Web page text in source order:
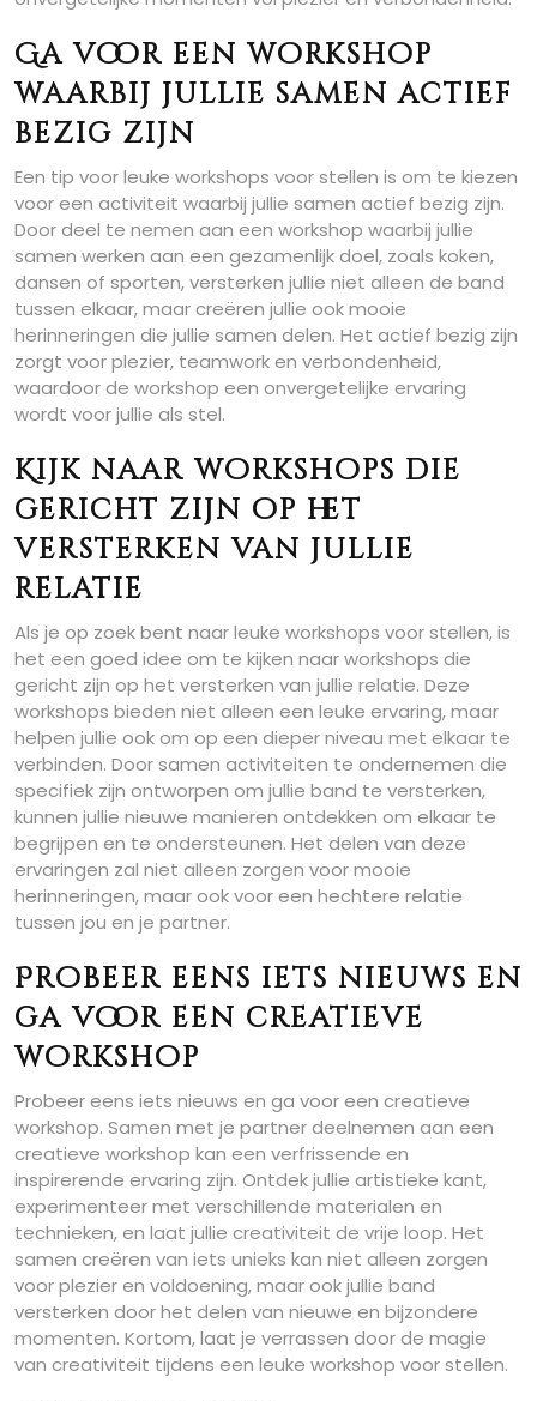
Ga voor een workshop
waarbij jullie samen actief
bezig zijn
Een tip voor leuke workshops voor stellen is om te kiezen
voor een activiteit waarbij jullie samen actief bezig zijn.
Door deel te nemen aan een workshop waarbij jullie
samen werken aan een gezamenlijk doel, zoals koken,
dansen of sporten, versterken jullie niet alleen de band
tussen elkaar, maar creëren jullie ook mooie
herinneringen die jullie samen delen. Het actief bezig zijn
zorgt voor plezier, teamwork en verbondenheid,
waardoor de workshop een onvergetelijke ervaring
wordt voor jullie als stel.
Kijk naar workshops die
gericht zijn op het
versterken van jullie
relatie
Als je op zoek bent naar leuke workshops voor stellen, is
het een goed idee om te kijken naar workshops die
gericht zijn op het versterken van jullie relatie. Deze
workshops bieden niet alleen een leuke ervaring, maar
helpen jullie ook om op een dieper niveau met elkaar te
verbinden. Door samen activiteiten te ondernemen die
specifiek zijn ontworpen om jullie band te versterken,
kunnen jullie nieuwe manieren ontdekken om elkaar te
begrijpen en te ondersteunen. Het delen van deze
ervaringen zal niet alleen zorgen voor mooie
herinneringen, maar ook voor een hechtere relatie
tussen jou en je partner.
Probeer eens iets nieuws en
ga voor een creatieve
workshop
Probeer eens iets nieuws en ga voor een creatieve
workshop. Samen met je partner deelnemen aan een
creatieve workshop kan een verfrissende en
inspirerende ervaring zijn. Ontdek jullie artistieke kant,
experimenteer met verschillende materialen en
technieken, en laat jullie creativiteit de vrije loop. Het
samen creëren van iets unieks kan niet alleen zorgen
voor plezier en voldoening, maar ook jullie band
versterken door het delen van nieuwe en bijzondere
momenten. Kortom, laat je verrassen door de magie
van creativiteit tijdens een leuke workshop voor stellen.